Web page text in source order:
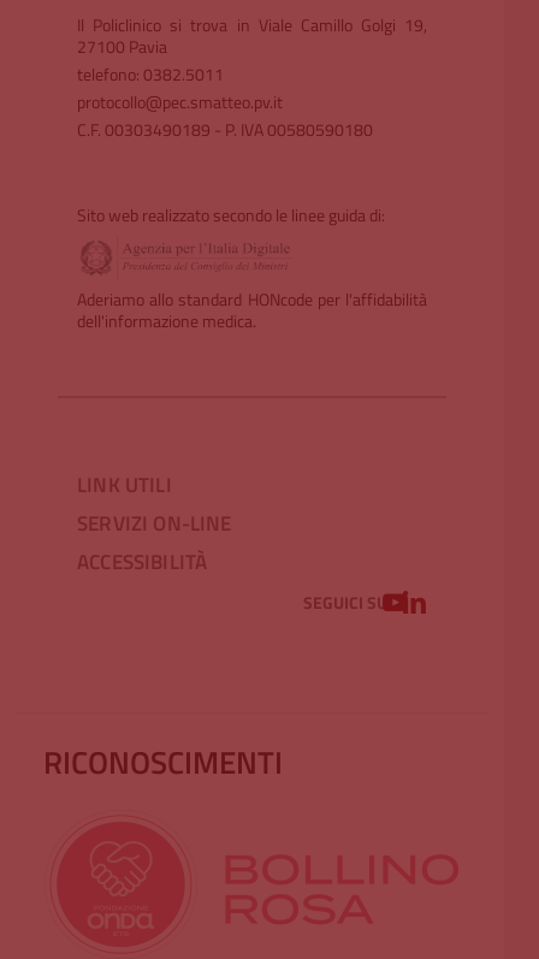
Il Policlinico si trova in Viale Camillo Golgi 19,
27100 Pavia
telefono: 0382.5011
protocollo@pec.smatteo.pv.it
C.F. 00303490189 - P. IVA 00580590180
Sito web realizzato secondo le linee guida di:
Aderiamo allo standard HONcode per l'affidabilità
dell'informazione medica.
LINK UTILI
SERVIZI ON-LINE
ACCESSIBILITÀ
SEGUICI SUYOUTUBE
LINKEDIN
RICONOSCIMENTI